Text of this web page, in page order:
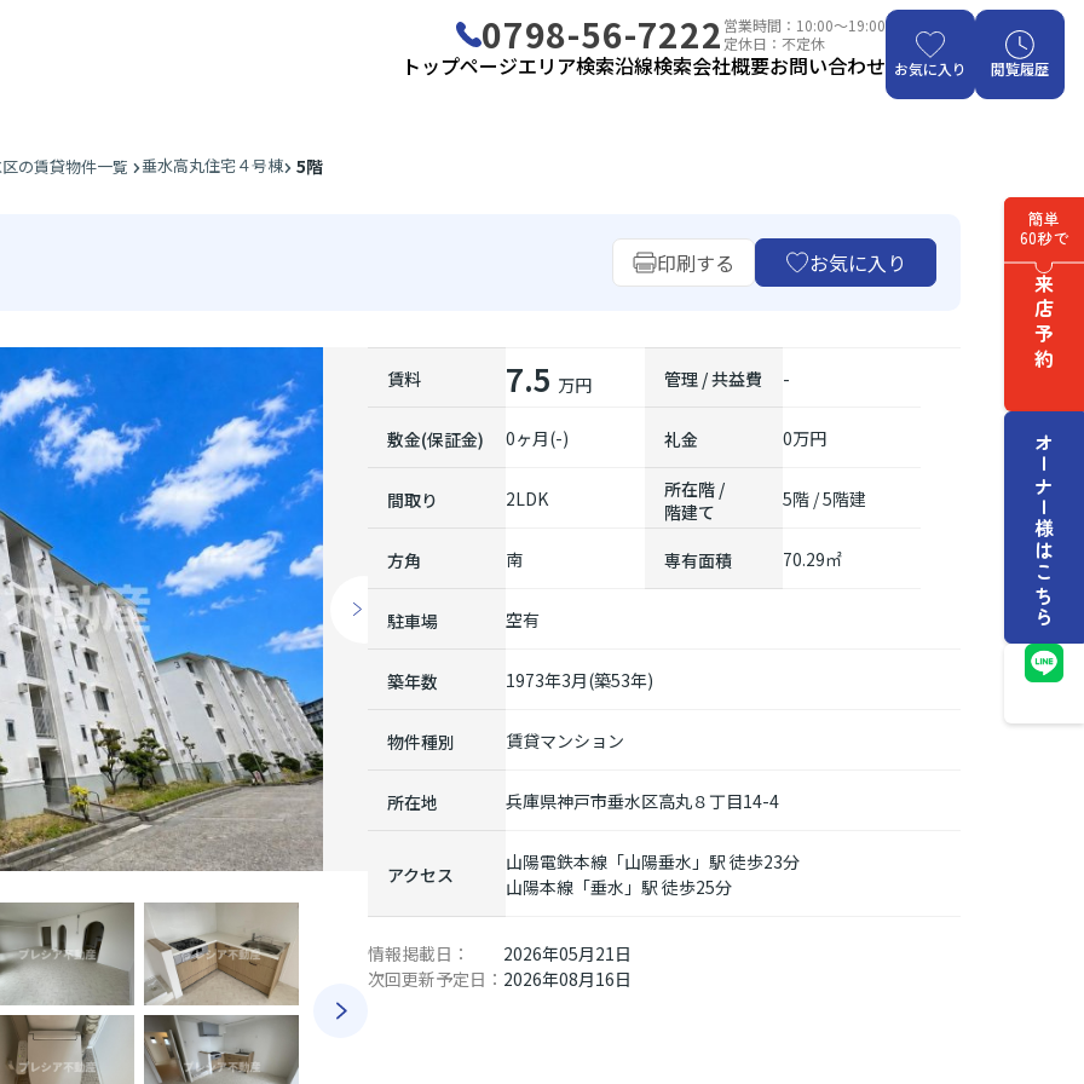
0798-56-7222 営業時間：10:00～19:00
定休日：不定休
トップページエリア検索沿線検索会社概要お問い合わせ お気に入り 閲覧履歴
簡単
60秒で
来店予約
オーナー様はこちら
の賃貸物件一覧 垂水高丸住宅４号棟 5階
印刷する お気に入り
賃料 7.5 万円 管理 / 共益費 -
敷金(保証金) 0ヶ月(-) 礼金 0万円
間取り 2LDK
所在階 /
階建て
5階 / 5階建
方角 南 専有面積 70.29㎡
駐車場 空有
築年数 1973年3月(築53年)
物件種別 賃貸マンション
所在地 兵庫県神戸市垂水区高丸８丁目14-4
アクセス
山陽電鉄本線 「山陽垂水 」駅 徒歩23分
山陽本線 「垂水 」駅 徒歩25分
情報掲載日：
2026年05月21日
次回更新予定日： 2026年08月16日